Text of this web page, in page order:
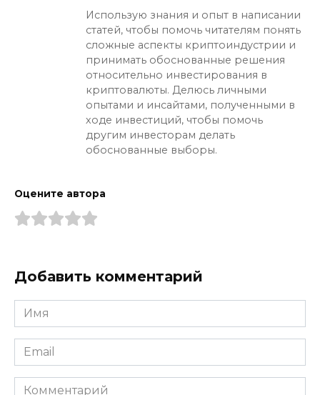
Использую знания и опыт в написании
статей, чтобы помочь читателям понять
сложные аспекты криптоиндустрии и
принимать обоснованные решения
относительно инвестирования в
криптовалюты. Делюсь личными
опытами и инсайтами, полученными в
ходе инвестиций, чтобы помочь
другим инвесторам делать
обоснованные выборы.
Оцените автора
Добавить комментарий
Имя
*
Email
*
Комментарий